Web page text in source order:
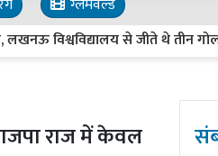
ग्लैमवर्ल्ड
विश्वविद्यालय से जीते थे तीन गोल्ड मेडल
राज में केवल